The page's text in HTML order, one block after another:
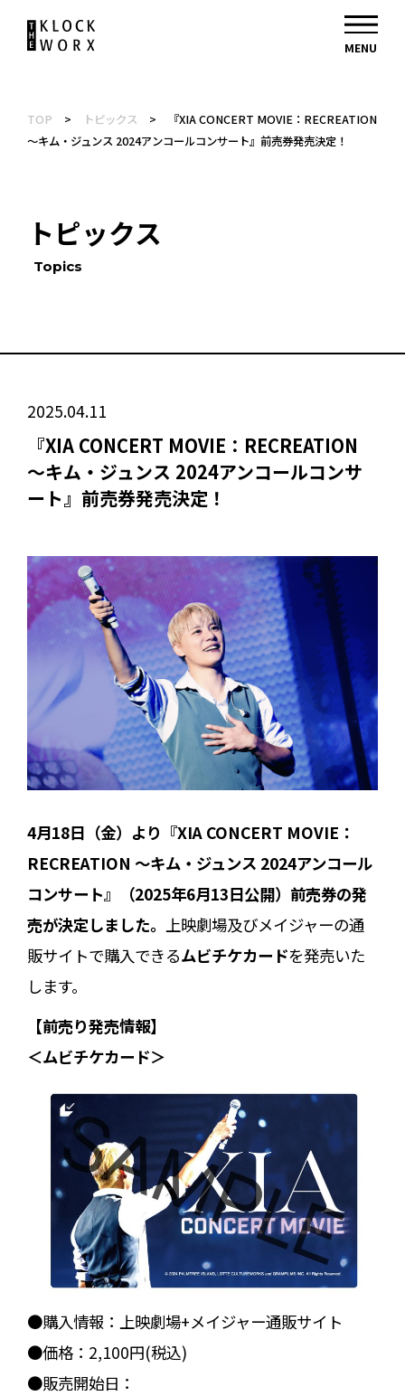
TOP > トピックス >
『XIA CONCERT MOVIE：RECREATION
～キム・ジュンス 2024アンコールコンサート』前売券発売決定！
トピックス
Topics
2025.04.11
『XIA CONCERT MOVIE：RECREATION
～キム・ジュンス 2024アンコールコンサ
ート』前売券発売決定！
4月18日（金）より『XIA CONCERT MOVIE：
RECREATION ～キム・ジュンス 2024アンコール
コンサート』（2025年6月13日公開）前売券の発
売が決定しました。
上映劇場及びメイジャーの通
販サイトで購入できるムビチケカードを発売いた
します。
【前売り発売情報】
＜ムビチケカード＞
●購入情報：上映劇場+メイジャー通販サイト
●価格：2,100円(税込)
●販売開始日：